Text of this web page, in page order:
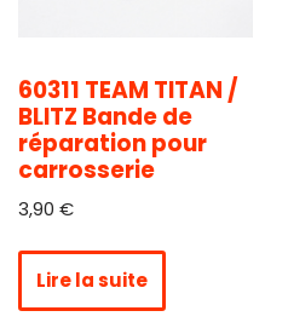
60311 TEAM TITAN /
BLITZ Bande de
réparation pour
carrosserie
3,90 €
Lire la suite